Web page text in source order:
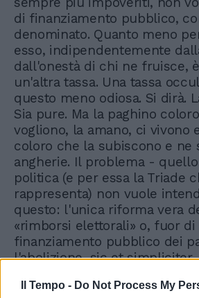
Il Tempo - Do Not Process My
di finanziamento pubblico,
denominato. Quanto meno
esso, indipendentemente
dall'onestà di chi ne fruisce,
un'altra tassa. Una tassa
questo meno odiosa. Si dirà.
Sia pure. Ma la paghino
vogliono, la amano, ci vivono
coloro che la subiscono e ne
angherie. Il problema -
politica (e per essa la Triade
rappresenta) non vuole
questo: l'unica riforma vera
«rimborsi elettorali» o, fuor
finanziamento pubblico dei
l'abolizione, sic et simpliciter,
finanziamento pubblico e la
esso con finanziamenti